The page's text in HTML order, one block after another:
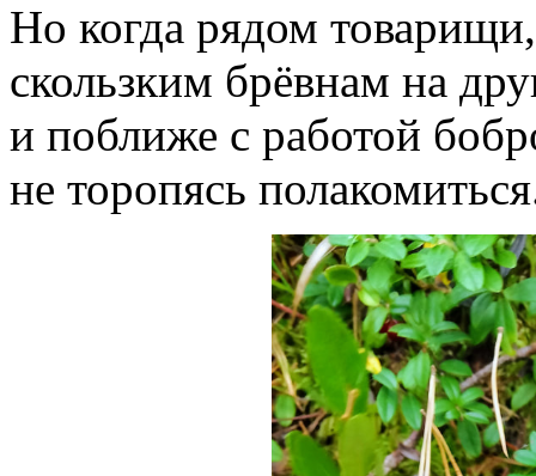
Но когда рядом
скользким брёвнам на
и поближе с работой
не торопясь